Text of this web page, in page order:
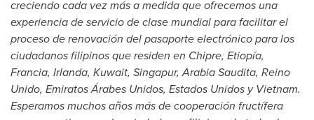
creciendo cada vez más a medida que ofrecemos una
experiencia de servicio de clase mundial para facilitar el
proceso de renovación del pasaporte electrónico para los
ciudadanos filipinos que residen en Chipre, Etiopía,
Francia, Irlanda, Kuwait, Singapur, Arabia Saudita, Reino
Unido, Emiratos Árabes Unidos, Estados Unidos yVietnam.
Esperamos muchos años más de cooperación fructífera